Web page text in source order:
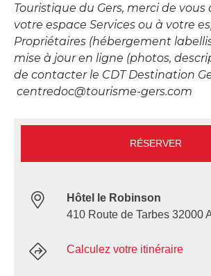
Touristique du Gers, merci de
votre espace Services ou à votre
Propriétaires (hébergement
mise à jour en ligne (photos,
de contacter le CDT Destination
centredoc@tourisme-gers.com
RÉSERVER
Hôtel le Robinson
410 Route de Tarbes 32000
Calculez votre itinéraire